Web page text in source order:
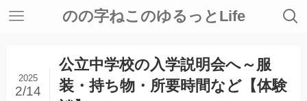
のの字ねこのゆるっとLife
公立中学校の入学説明会へ～服
装・持ち物・所要時間など【体験
2025
2/14